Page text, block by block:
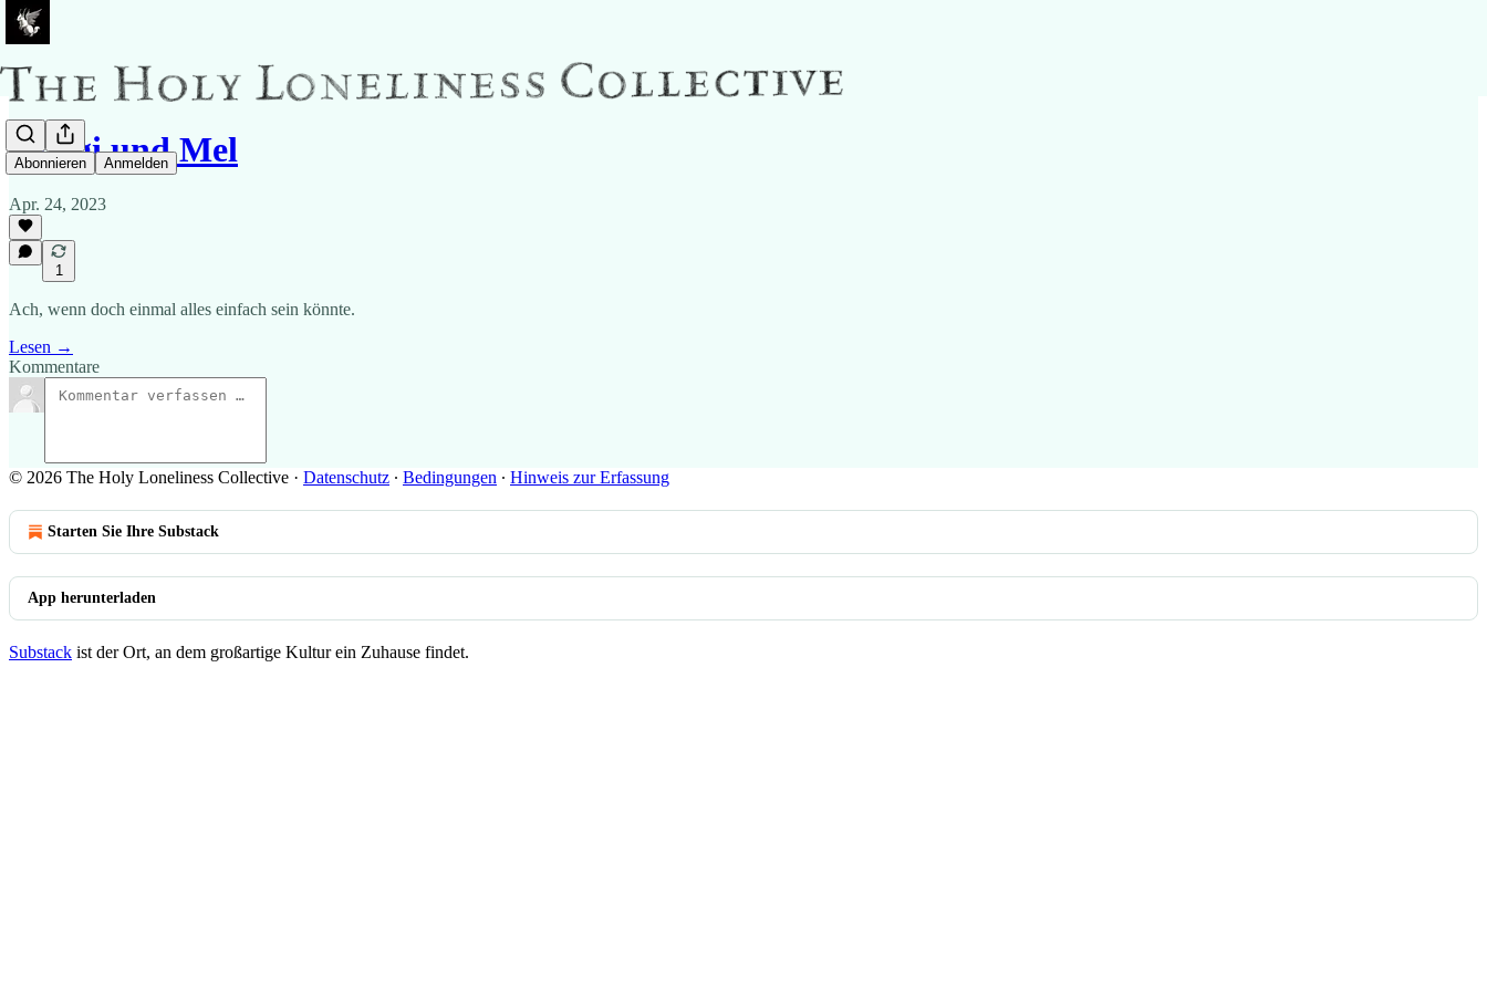
Abonnieren Anmelden
Guggi und Mel
Apr. 24, 2023
1
Ach, wenn doch einmal alles einfach sein könnte.
Lesen →
Kommentare
© 2026 The Holy Loneliness Collective · Datenschutz ∙ Bedingungen ∙ Hinweis zur Erfassung
Starten Sie Ihre Substack
App herunterladen
Substack ist der Ort, an dem großartige Kultur ein Zuhause findet.